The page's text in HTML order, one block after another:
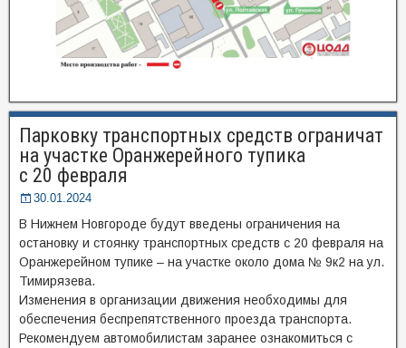
Парковку транспортных средств ограничат
на участке Оранжерейного тупика
с 20 февраля
30.01.2024
В Нижнем Новгороде будут введены ограничения на
остановку и стоянку транспортных средств с 20 февраля на
Оранжерейном тупике – на участке около дома № 9к2 на ул.
Тимирязева.
Изменения в организации движения необходимы для
обеспечения беспрепятственного проезда транспорта.
Рекомендуем автомобилистам заранее ознакомиться с